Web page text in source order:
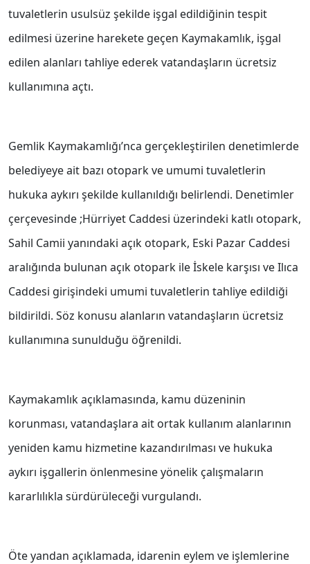
tuvaletlerin usulsüz şekilde işgal edildiğinin tespit
edilmesi üzerine harekete geçen Kaymakamlık, işgal
edilen alanları tahliye ederek vatandaşların ücretsiz
kullanımına açtı.
Gemlik Kaymakamlığı’nca gerçekleştirilen denetimlerde
belediyeye ait bazı otopark ve umumi tuvaletlerin
hukuka aykırı şekilde kullanıldığı belirlendi. Denetimler
çerçevesinde ;Hürriyet Caddesi üzerindeki katlı otopark,
Sahil Camii yanındaki açık otopark, Eski Pazar Caddesi
aralığında bulunan açık otopark ile İskele karşısı ve Ilıca
Caddesi girişindeki umumi tuvaletlerin tahliye edildiği
bildirildi. Söz konusu alanların vatandaşların ücretsiz
kullanımına sunulduğu öğrenildi.
Kaymakamlık açıklamasında, kamu düzeninin
korunması, vatandaşlara ait ortak kullanım alanlarının
yeniden kamu hizmetine kazandırılması ve hukuka
aykırı işgallerin önlenmesine yönelik çalışmaların
kararlılıkla sürdürüleceği vurgulandı.
Öte yandan açıklamada, idarenin eylem ve işlemlerine